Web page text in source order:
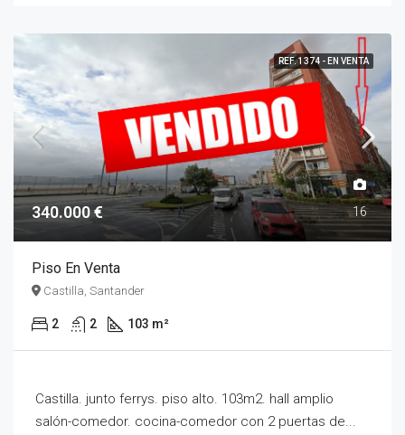
REF. 1374 - EN VENTA
340.000 € 16
Piso En Venta
Castilla, Santander
2 2 103 m²
Castilla. junto ferrys. piso alto. 103m2. hall amplio
salón-comedor. cocina-comedor con 2 puertas de...